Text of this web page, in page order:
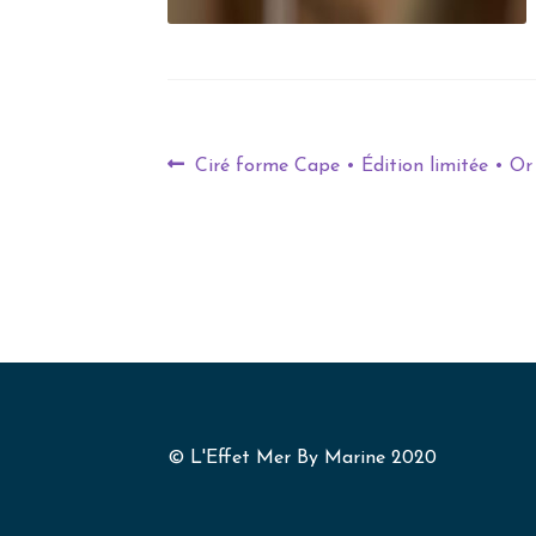
Ciré forme Cape • Édition limitée • Or
© L'Effet Mer By Marine 2020